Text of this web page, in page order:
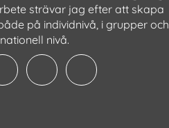
strävar jag efter att skapa
på individnivå, i grupper och
nivå.